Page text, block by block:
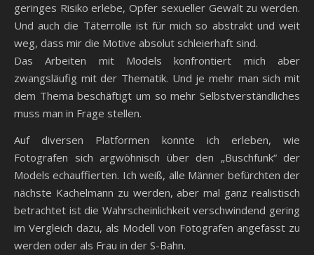
geringes Risiko erlebe, Opfer sexueller Gewalt zu werden.
Und auch die Täterrolle ist für mich so abstrakt und weit
weg, dass mir die Motive absolut schleierhaft sind.
Das Arbeiten mit Models konfrontiert mich aber
zwangsläufig mit der Thematik. Und je mehr man sich mit
dem Thema beschäftigt um so mehr Selbstverständliches
muss man in Frage stellen.
Auf diversen Platformen konnte ich erleben, wie
Fotografen sich argwöhnisch über den „Buschfunk“ der
Models echauffierten. Ich weiß, alle Männer befürchten der
nächste Kachelmann zu werden, aber mal ganz realistisch
betrachtet ist die Wahrscheinlichkeit verschwindend gering
im Vergleich dazu, als Modell von Fotografen angefasst zu
werden oder als Frau in der S-Bahn.